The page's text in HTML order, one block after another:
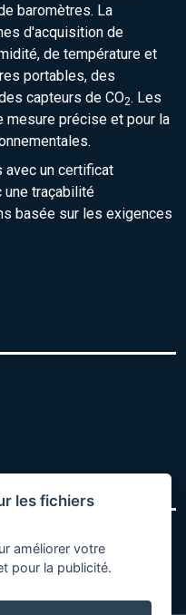
baromètres. La
d'acquisition de
de température et
portables, des
capteurs de CO2. Les
mesure précise et pour la
un certificat
une traçabilité
basée sur les exigences
les fichiers
améliorer votre
pour la publicité.